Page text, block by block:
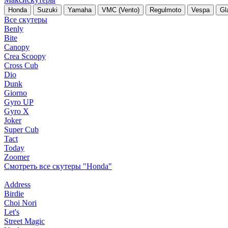
Honda Suzuki Yamaha VMC (Vento) Regulmoto Vespa
Все скутеры
Benly
Bite
Canopy
Crea Scoopy
Cross Cub
Dio
Dunk
Giorno
Gyro UP
Gyro X
Joker
Super Cub
Tact
Today
Zoomer
Смотреть все скутеры "Honda"
Address
Birdie
Choi Nori
Let's
Street Magic